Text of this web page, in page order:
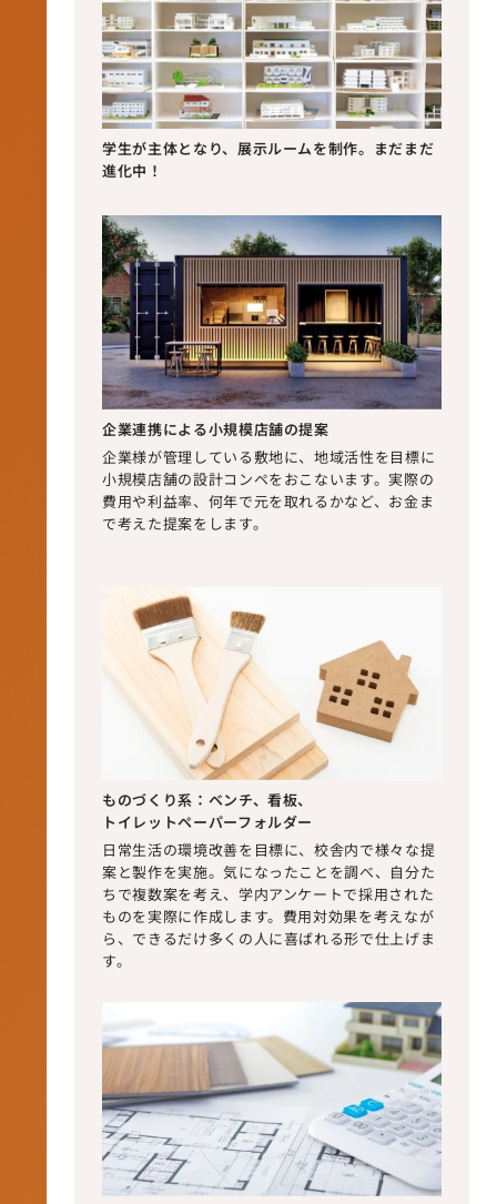
学生が主体となり、展示ルームを制作。 まだまだ
進化中！
企業連携による小規模店舗の提案
企業様が管理している敷地に、地域活性を目標に
小規模店舗の設計コンペをおこないます。実際の
費用や利益率、何年で元を取れるかなど、お金ま
で考えた提案をします。
ものづくり系：ベンチ、看板、
トイレットペーパーフォルダー
日常生活の環境改善を目標に、校舎内で様々な提
案と製作を実施。気になったことを調べ、自分た
ちで複数案を考え、学内アンケートで採用された
ものを実際に作成します。費用対効果を考えなが
ら、できるだけ多くの人に喜ばれる形で仕上げま
す。